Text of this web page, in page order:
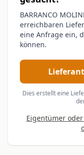
BARRANCO
erreichbaren
eine Anfrage ein,
können.
Dies erstellt eine
Eigentümer